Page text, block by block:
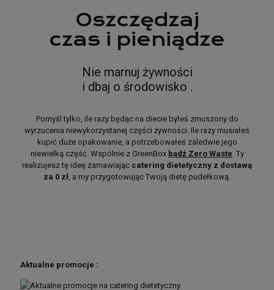
Oszczędzaj
czas i pieniądze
Nie marnuj żywności
i dbaj o środowisko .
Pomyśl tylko, ile razy będąc na diecie byłeś zmuszony do
wyrzucenia niewykorzystanej części żywności. Ile razy musiałeś
kupić duże opakowanie, a potrzebowałeś zaledwie jego
niewielką część. Wspólnie z GreenBox bądź Zero Waste. Ty
realizujesz tę ideę zamawiając catering dietetyczny z dostawą
za 0 zł, a my przygotowując Twoją dietę pudełkową.
Aktualne promocje :